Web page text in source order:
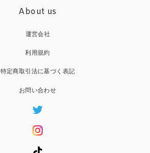
About us
運営会社
利用規約
特定商取引法に基づく表記
お問い合わせ